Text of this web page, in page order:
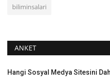
biliminsalari
ANKET
Hangi Sosyal Medya Sitesini